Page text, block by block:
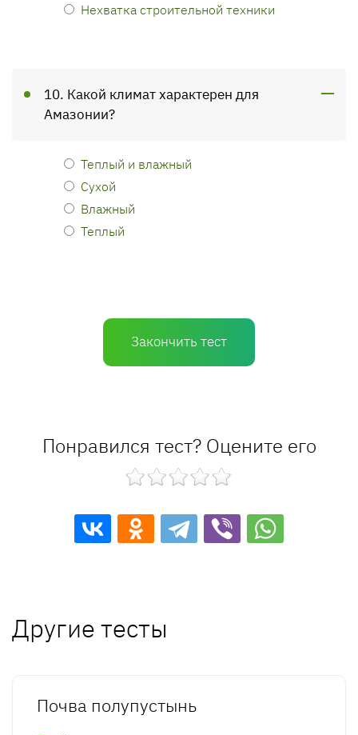
Нехватка строительной техники
10. Какой климат характерен для
Амазонии?
Теплый и влажный
Сухой
Влажный
Теплый
Закончить тест
Понравился тест? Оцените его
Другие тесты
Почва полупустынь